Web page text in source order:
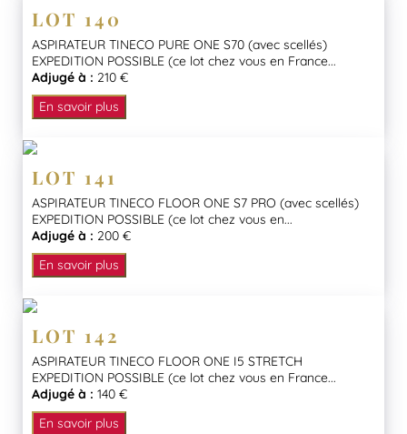
LOT 140
ASPIRATEUR TINECO PURE ONE S70 (avec scellés)
EXPEDITION POSSIBLE (ce lot chez vous en France...
Adjugé à : 210 €
En savoir plus
LOT 141
ASPIRATEUR TINECO FLOOR ONE S7 PRO (avec scellés)
EXPEDITION POSSIBLE (ce lot chez vous en...
Adjugé à : 200 €
En savoir plus
LOT 142
ASPIRATEUR TINECO FLOOR ONE I5 STRETCH
EXPEDITION POSSIBLE (ce lot chez vous en France...
Adjugé à : 140 €
En savoir plus